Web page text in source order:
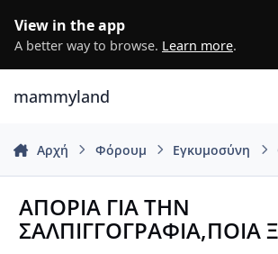
View in the app
A better way to browse. Learn more.
mammyland
Αρχή Φόρουμ Εγκυμοσύνη
ΑΠΟΡΙΑ ΓΙΑ ΤΗΝ
ΣΑΛΠΙΓΓΟΓΡΑΦΙΑ,ΠΟΙΑ